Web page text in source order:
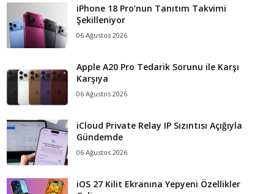
iPhone 18 Pro’nun Tanıtım Takvimi
Şekilleniyor
06 Ağustos 2026
Apple A20 Pro Tedarik Sorunu ile Karşı
Karşıya
06 Ağustos 2026
iCloud Private Relay IP Sızıntısı Açığıyla
Gündemde
06 Ağustos 2026
iOS 27 Kilit Ekranına Yepyeni Özellikler